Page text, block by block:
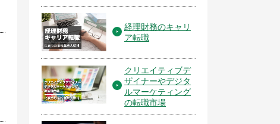
経理財務のキャリ
ア転職
クリエイティブデ
ザイナーやデジタ
ルマーケティング
の転職市場